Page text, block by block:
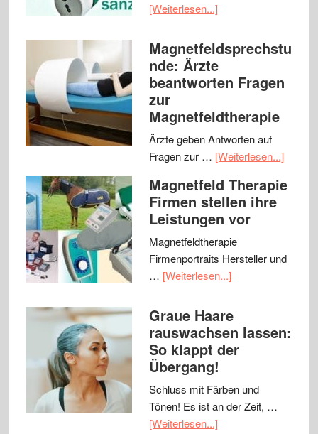
[Weiterlesen...]
Magnetfeldsprechstu
nde: Ärzte
beantworten Fragen
zur
Magnetfeldtherapie
Ärzte geben Antworten auf
Fragen zur … [Weiterlesen...]
Magnetfeld Therapie
Firmen stellen ihre
Leistungen vor
Magnetfeldtherapie
Firmenportraits Hersteller und
… [Weiterlesen...]
Graue Haare
rauswachsen lassen:
So klappt der
Übergang!
Schluss mit Färben und
Tönen! Es ist an der Zeit, …
[Weiterlesen...]